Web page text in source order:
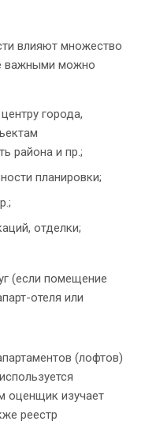
влияют множество
важными можно
города,
района и пр.;
планировки;
отделки;
(если помещение
отеля или
(лофтов)
оценщик изучает
реестр